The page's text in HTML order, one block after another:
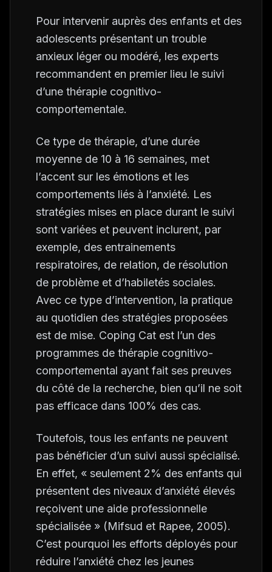
Pour intervenir auprès des enfants et des
adolescents présentant un trouble
anxieux léger ou modéré, les experts
recommandent en premier lieu le suivi
d’une thérapie cognitivo-
comportementale.
Ce type de thérapie, d’une durée
moyenne de 10 à 16 semaines, met
l’accent sur les émotions et les
comportements liés à l’anxiété. Les
stratégies mises en place durant le suivi
sont variées et peuvent inclurent, par
exemple, des entrainements
respiratoires, de relation, de résolution
de problème et d’habiletés sociales.
Avec ce type d’intervention, la pratique
au quotidien des stratégies proposées
est de mise. Coping Cat est l’un des
programmes de thérapie cognitivo-
comportemental ayant fait ses preuves
du côté de la recherche, bien qu’il ne soit
pas efficace dans 100% des cas.
Toutefois, tous les enfants ne peuvent
pas bénéficier d’un suivi aussi spécialisé.
En effet, « seulement 2% des enfants qui
présentent des niveaux d’anxiété élevés
reçoivent une aide professionnelle
spécialisée » (Mifsud et Rapee, 2005).
C’est pourquoi les efforts déployés pour
réduire l’anxiété chez les jeunes